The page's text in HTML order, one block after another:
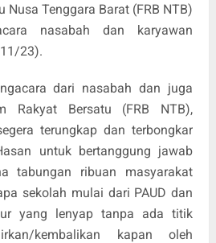
Nusa Tenggara Barat (FRB NTB)
nasabah dan karyawan
23).
dari nasabah dan juga
Rakyat Bersatu (FRB NTB),
terungkap dan terbongkar
untuk bertanggung jawab
tabungan ribuan masyarakat
sekolah mulai dari PAUD dan
yang lenyap tanpa ada titik
kembalikan kapan oleh